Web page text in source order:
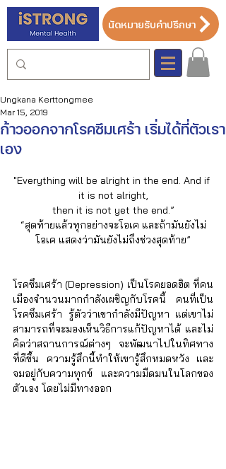
นัดหมายรับคำปรึกษา
ก้าวออกจากโรคซึมเศร้า เริ่มได้ที่ตัวเรา
เอง
Ungkana Kerttongmee
Mar 15, 2019
"Everything will be alright in the end. And if
it is not alright,
then it is not yet the end.”
“สุดท้ายแล้วทุกอย่างจะโอเค และถ้ามันยังไม่
โอเค แสดงว่ามันยังไม่ถึงช่วงสุดท้าย”
โรคซึมเศร้า (Depression) เป็นโรคยอดฮิต ที่คน
เมืองจำนวนมากกำลังเผชิญกับโรคนี้ คนที่เป็น
โรคซึมเศร้า รู้ตัวว่าเขากำลังมีปัญหา แต่เขาไม่
สามารถที่จะมองเห็นวิธีการแก้ปัญหาได้ และไม่
คิดว่าสถานการณ์ต่างๆ จะพัฒนาไปในทิศทาง
ที่ดีขึ้น ความรู้สึกนี้ทำให้เขารู้สึกหมดหวัง และ
จมอยู่กับความทุกข์ และความมืดมนในโลกของ
ตัวเอง โดยไม่มีทางออก